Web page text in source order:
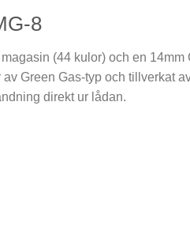
8
(44 kulor) och en
Green Gas-typ och tillverkat
direkt ur lådan.